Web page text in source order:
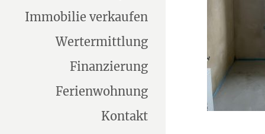
Immobilie verkaufen
Wertermittlung
Finanzierung
Ferienwohnung
Kontakt